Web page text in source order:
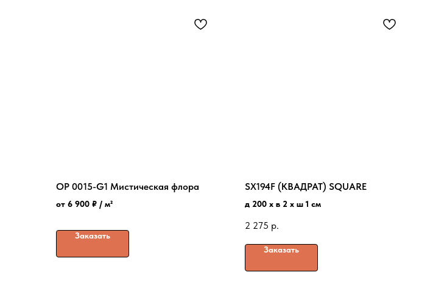
OP 0015-G1 Мистическая флора
от 6 900 ₽ / м²
Заказать
SX194F (КВАДРАТ) SQUARE
д 200 x в 2 x ш 1 см
2 275 р.
Заказать